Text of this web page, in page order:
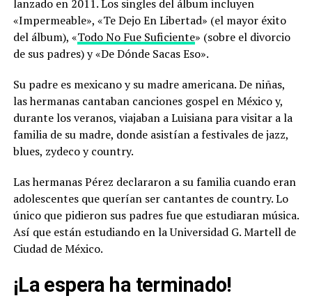
lanzado en 2011. Los singles del álbum incluyen
«Impermeable», «Te Dejo En Libertad» (el mayor éxito
del álbum), «Todo No Fue Suficiente» (sobre el divorcio
de sus padres) y «De Dónde Sacas Eso».
Su padre es mexicano y su madre americana. De niñas,
las hermanas cantaban canciones gospel en México y,
durante los veranos, viajaban a Luisiana para visitar a la
familia de su madre, donde asistían a festivales de jazz,
blues, zydeco y country.
Las hermanas Pérez declararon a su familia cuando eran
adolescentes que querían ser cantantes de country. Lo
único que pidieron sus padres fue que estudiaran música.
Así que están estudiando en la Universidad G. Martell de
Ciudad de México.
¡La espera ha terminado!